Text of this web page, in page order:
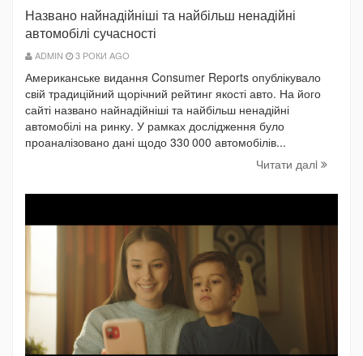
Названо найнадійніші та найбільш ненадійні
автомобілі сучасності
ADMIN 3 РОКИ AGO
Американське видання Consumer Reports опублікувало
свій традиційний щорічний рейтинг якості авто. На його
сайті названо найнадійніші та найбільш ненадійні
автомобілі на ринку. У рамках дослідження було
проаналізовано дані щодо 330 000 автомобілів...
Читати далi